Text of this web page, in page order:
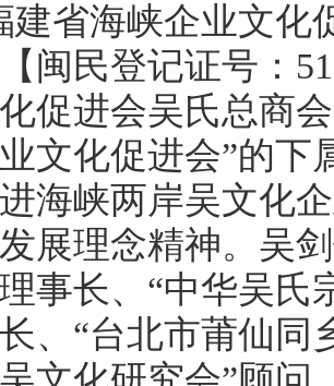
建省海峡企业文化
闽民登记证号：
促进会吴氏总商
文化促进会”的下
海峡两岸吴文化
展理念精神。吴
事长、“中华吴氏
、“台北市莆仙同